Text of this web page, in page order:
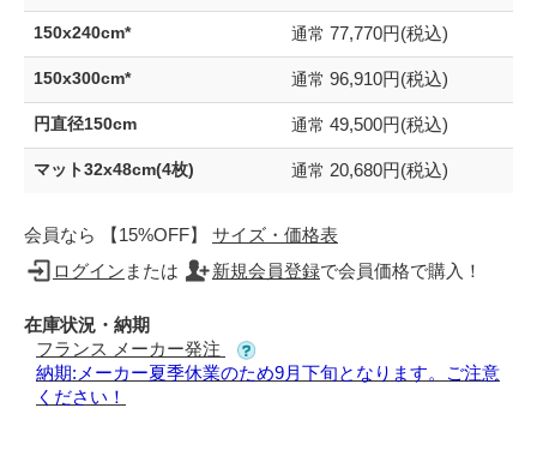
150x240cm* 通常 77,770円(税込)
150x300cm* 通常 96,910円(税込)
円直径150cm 通常 49,500円(税込)
マット32x48cm(4枚) 通常 20,680円(税込)
会員なら 【15%OFF】 サイズ・価格表
ログイン または 新規会員登録で会員価格で購入！
在庫状況・納期
フランス メーカー発注
納期:メーカー夏季休業のため9月下旬となります。ご注意
ください！